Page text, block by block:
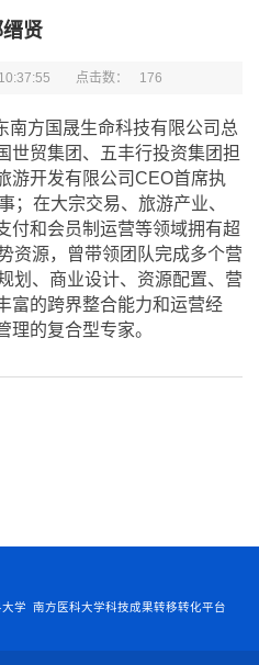
贤
点击数： 176
南方国晟生命科技有限公司总
世贸集团、五丰行投资集团担
游开发有限公司CEO首席执
；在大宗交易、旅游产业、
付和会员制运营等领域拥有超
资源，曾带领团队完成多个营
划、商业设计、资源配置、营
富的跨界整合能力和运营经
理的复合型专家。
学 南方医科大学科技成果转移转化平台